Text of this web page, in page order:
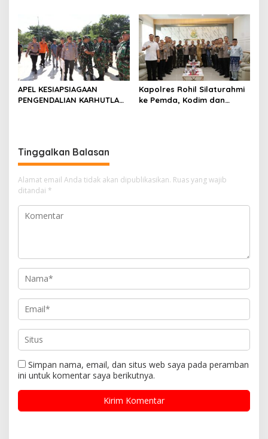
Terkait
Langsung Panen Jagung di
Sendayan
APEL KESIAPSIAGAAN
PENGENDALIAN KARHUTLA
NINO
Kapolres Rohil Silaturahmi
ke Pemda, Kodim dan
Tinggalkan Balasan
Alamat email Anda tidak akan dipublikasikan. Ruas yang wajib
ditandai *
Simpan nama, email, dan situs web saya pada peramban
ini untuk komentar saya berikutnya.